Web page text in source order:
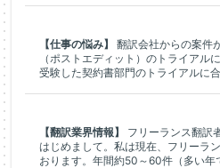
【仕事の悩み】
翻訳会社からの案件
（ポストエディット）のトライアル
受験した契約書部門のトライアルに
【翻訳業界情報】
フリーランス翻訳
はじめまして。私は現在、フリーラ
おります。年間約50～60件（多い年